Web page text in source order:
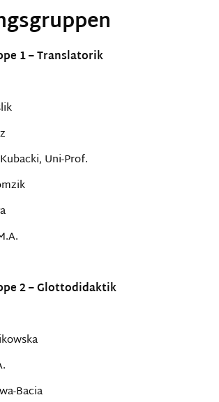
1 – Translatorik
Uni-Prof.
2 – Glottodidaktik
Bacia